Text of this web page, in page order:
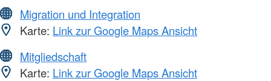
Migration und Integration
Karte: Link zur Google Maps Ansicht
Mitgliedschaft
Karte: Link zur Google Maps Ansicht